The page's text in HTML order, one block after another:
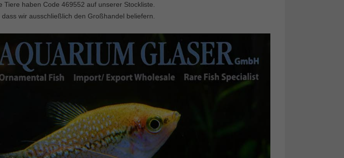
Tiere haben Code 469552 auf unserer Stockliste.
wir ausschließlich den Großhandel beliefern.